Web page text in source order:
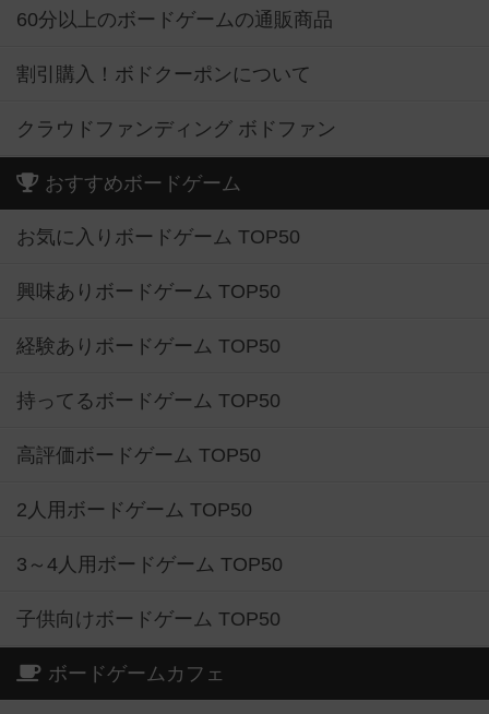
60分以上のボードゲームの通販商品
割引購入！ボドクーポンについて
クラウドファンディング ボドファン
おすすめボードゲーム
お気に入りボードゲーム TOP50
興味ありボードゲーム TOP50
経験ありボードゲーム TOP50
持ってるボードゲーム TOP50
高評価ボードゲーム TOP50
2人用ボードゲーム TOP50
3～4人用ボードゲーム TOP50
子供向けボードゲーム TOP50
ボードゲームカフェ